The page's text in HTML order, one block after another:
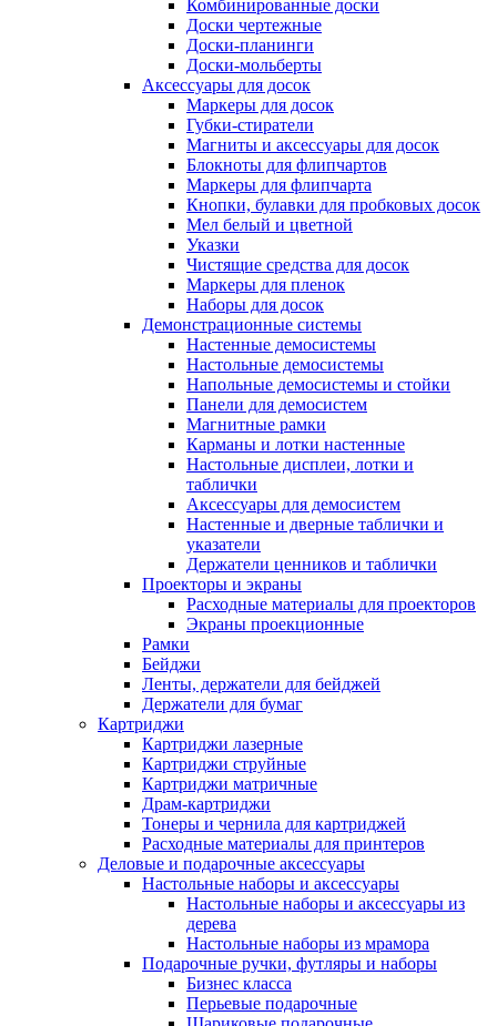
Комбинированные доски
Доски чертежные
Доски-планинги
Доски-мольберты
Аксессуары для досок
Маркеры для досок
Губки-стиратели
Магниты и аксессуары для досок
Блокноты для флипчартов
Маркеры для флипчарта
Кнопки, булавки для пробковых досок
Мел белый и цветной
Указки
Чистящие средства для досок
Маркеры для пленок
Наборы для досок
Демонстрационные системы
Настенные демосистемы
Настольные демосистемы
Напольные демосистемы и стойки
Панели для демосистем
Магнитные рамки
Карманы и лотки настенные
Настольные дисплеи, лотки и
таблички
Аксессуары для демосистем
Настенные и дверные таблички и
указатели
Держатели ценников и таблички
Проекторы и экраны
Расходные материалы для проекторов
Экраны проекционные
Рамки
Бейджи
Ленты, держатели для бейджей
Держатели для бумаг
Картриджи
Картриджи лазерные
Картриджи струйные
Картриджи матричные
Драм-картриджи
Тонеры и чернила для картриджей
Расходные материалы для принтеров
Деловые и подарочные аксессуары
Настольные наборы и аксессуары
Настольные наборы и аксессуары из
дерева
Настольные наборы из мрамора
Подарочные ручки, футляры и наборы
Бизнес класса
Перьевые подарочные